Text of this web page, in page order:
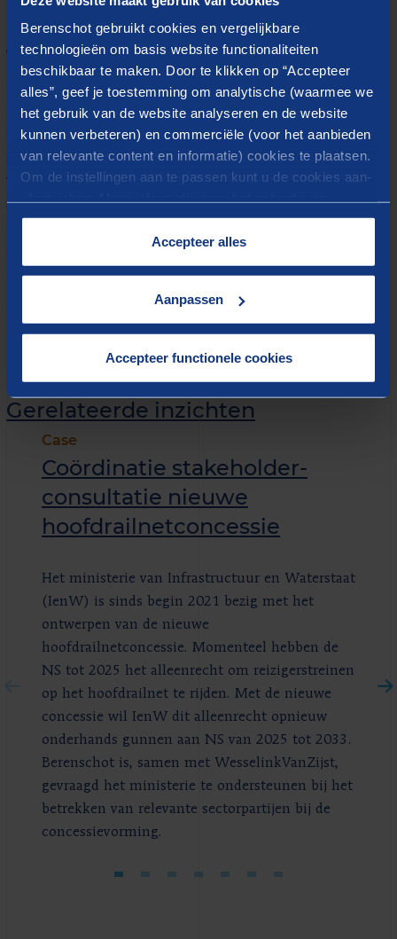
Berenschot gebruikt cookies en vergelijkbare
technologieën om basis website functionaliteiten
beschikbaar te maken. Door te klikken op “Accepteer
alles”, geef je toestemming om analytische (waarmee we
het gebruik van de website analyseren en de website
kunnen verbeteren) en commerciële (voor het aanbieden
van relevante content en informatie) cookies te plaatsen.
Om de instellingen aan te passen kunt u de cookies aan-
cookies op onze website treft u in onze
Accepteer alles
Aanpassen
Accepteer functionele cookies
Crisisbeheersing en -communicatie
Team strategische positionering
Bij Berenschot leid ik het team Strategische
Positionering en Communicatie. Een mix van jonge
talenten en bewezen leiders. Door bestuurskunde te
koppelen aan communicatiewetenschap, versterken
we de communicatieve kant van positionering en de
strategische kant van communicatie. Samen met
Gerelateerde inzichten
Case
Coördinatie stakeholder­
consultatie nieuwe
hoofdrailnet­concessie
Het ministerie van Infrastructuur en Waterstaat
(IenW) is sinds begin 2021 bezig met het
ontwerpen van de nieuwe
hoofdrailnetconcessie. Momenteel hebben de
NS tot 2025 het alleenrecht om reizigerstreinen
op het hoofdrailnet te rijden. Met de nieuwe
concessie wil IenW dit alleenrecht opnieuw
onderhands gunnen aan NS van 2025 tot 2033.
Berenschot is, samen met WesselinkVanZijst,
gevraagd het ministerie te ondersteunen bij het
betrekken van relevante sectorpartijen bij de
concessievorming.